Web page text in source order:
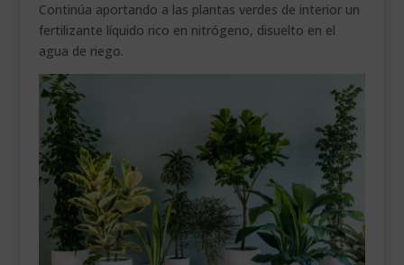
Continúa aportando a las plantas verdes de interior un
fertilizante líquido rico en nitrógeno, disuelto en el
agua de riego.